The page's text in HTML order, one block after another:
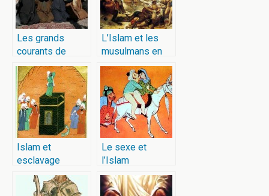
Les grands
courants de
l’Islam
L’Islam et les
musulmans en
France
Islam et
esclavage
Le sexe et
l’Islam